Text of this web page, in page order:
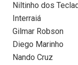
Niltinho dos
Interraiá
Gilmar Robson
Diego Marinho
Nando Cruz